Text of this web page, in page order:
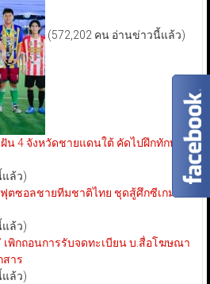
(572,202 คน อ่านข่าวนี้แล้ว)
4 จังหวัดชายแดนใต้ คัดไปฝึกทักษะ
แล้ว)
ตซอลชายทีมชาติไทย ชุดสู้ศึกซีเกมส์
แล้ว)
เพิกถอนการรับจดทะเบียน บ.สื่อโฆษณา
สาร
แล้ว)